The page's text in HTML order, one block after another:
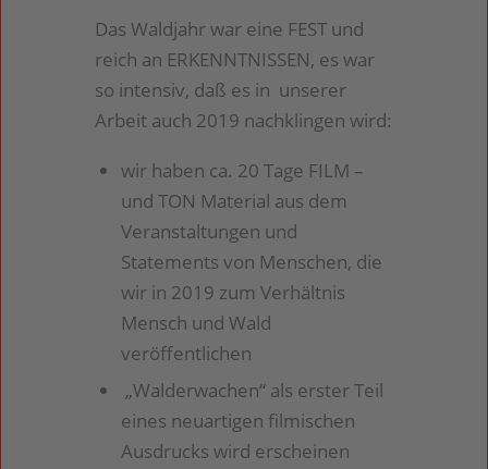
Das Waldjahr war eine FEST und
reich an ERKENNTNISSEN, es war
so intensiv, daß es in unserer
Arbeit auch 2019 nachklingen wird:
wir haben ca. 20 Tage FILM –
und TON Material aus dem
Veranstaltungen und
Statements von Menschen, die
wir in 2019 zum Verhältnis
Mensch und Wald
veröffentlichen
„Walderwachen“ als erster Teil
eines neuartigen filmischen
Ausdrucks wird erscheinen